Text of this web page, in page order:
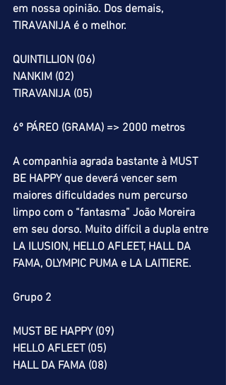
em nossa opinião. Dos demais,
TIRAVANIJA é o melhor.
QUINTILLION (06)
NANKIM (02)
TIRAVANIJA (05)
6º PÁREO (GRAMA) => 2000 metros
A companhia agrada bastante à MUST
BE HAPPY que deverá vencer sem
maiores dificuldades num percurso
limpo com o “fantasma” João Moreira
em seu dorso. Muito difícil a dupla entre
LA ILUSION, HELLO AFLEET, HALL DA
FAMA, OLYMPIC PUMA e LA LAITIERE.
Grupo 2
MUST BE HAPPY (09)
HELLO AFLEET (05)
HALL DA FAMA (08)